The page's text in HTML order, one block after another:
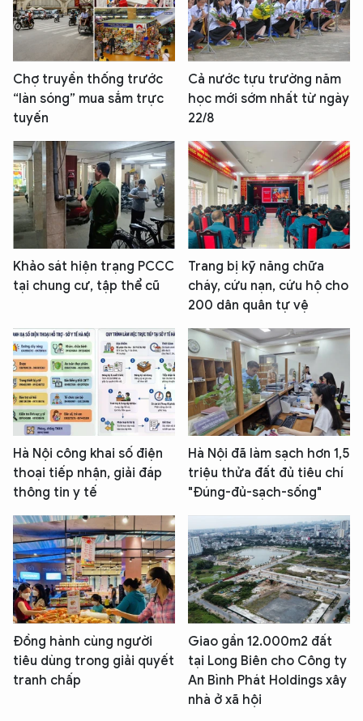
Chợ truyền thống trước
“làn sóng” mua sắm trực
tuyến
Cả nước tựu trường năm
học mới sớm nhất từ ngày
22/8
Khảo sát hiện trạng PCCC
tại chung cư, tập thể cũ
Trang bị kỹ năng chữa
cháy, cứu nạn, cứu hộ cho
200 dân quân tự vệ
Hà Nội công khai số điện
thoại tiếp nhận, giải đáp
thông tin y tế
Hà Nội đã làm sạch hơn 1,5
triệu thửa đất đủ tiêu chí
"Đúng-đủ-sạch-sống"
Đồng hành cùng người
tiêu dùng trong giải quyết
tranh chấp
Giao gần 12.000m2 đất
tại Long Biên cho Công ty
An Bình Phát Holdings xây
nhà ở xã hội